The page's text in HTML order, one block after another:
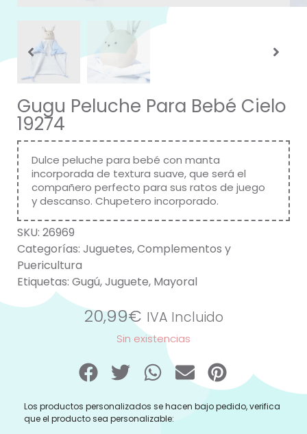
Gugu Peluche Para Bebé Cielo
19274
Dulce peluche para bebé con manta
incorporada de textura suave, que será el
compañero perfecto para sus ratos de juego
y descanso. Chupetero incorporado.
SKU: 26969
Categorías: Juguetes,Complementos y
Puericultura
Etiquetas: Gugú,Juguete, Mayoral
20,99€ IVA Incluido
Sin existencias
Los productos personalizados se hacen bajo pedido, verifica
que el producto sea personalizable: